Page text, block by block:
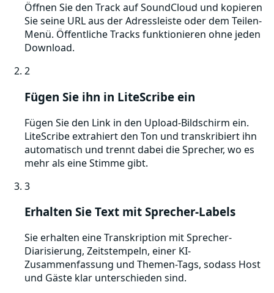
Öffnen Sie den Track auf SoundCloud und kopieren
Sie seine URL aus der Adressleiste oder dem Teilen-
Menü. Öffentliche Tracks funktionieren ohne jeden
Download.
2
Fügen Sie ihn in LiteScribe ein
Fügen Sie den Link in den Upload-Bildschirm ein.
LiteScribe extrahiert den Ton und transkribiert ihn
automatisch und trennt dabei die Sprecher, wo es
mehr als eine Stimme gibt.
3
Erhalten Sie Text mit Sprecher-Labels
Sie erhalten eine Transkription mit Sprecher-
Diarisierung, Zeitstempeln, einer KI-
Zusammenfassung und Themen-Tags, sodass Host
und Gäste klar unterschieden sind.